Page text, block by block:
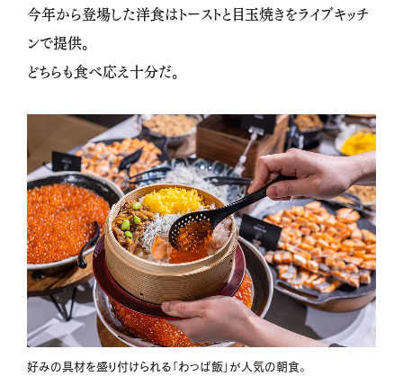
今年から登場した洋食はトーストと目玉焼きをライブキッチ
ンで提供。
どちらも食べ応え十分だ。
好みの具材を盛り付けられる「わっぱ飯」が人気の朝食。